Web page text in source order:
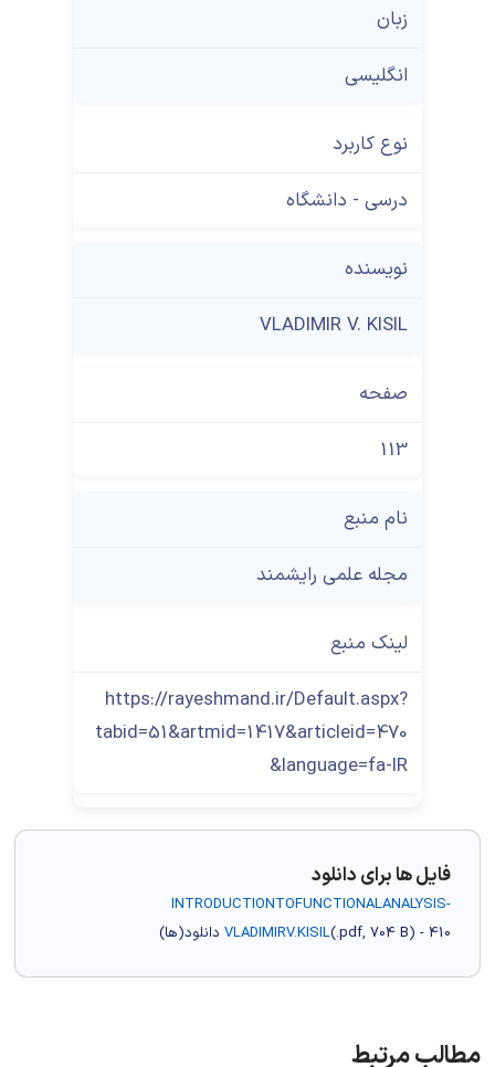
زبان
انگلیسی
نوع کاربرد
درسی - دانشگاه
نویسنده
VLADIMIR V. KISIL
صفحه
113
نام منبع
مجله علمی رایشمند
لینک منبع
https://rayeshmand.ir/Default.aspx?
tabid=51&artmid=1417&articleid=470
&language=fa-IR
فایل ها برای دانلود
INTRODUCTIONTOFUNCTIONALANALYSIS-
VLADIMIRV.KISIL(.pdf, 704 B) - 410 دانلود(ها)
مطالب مرتبط